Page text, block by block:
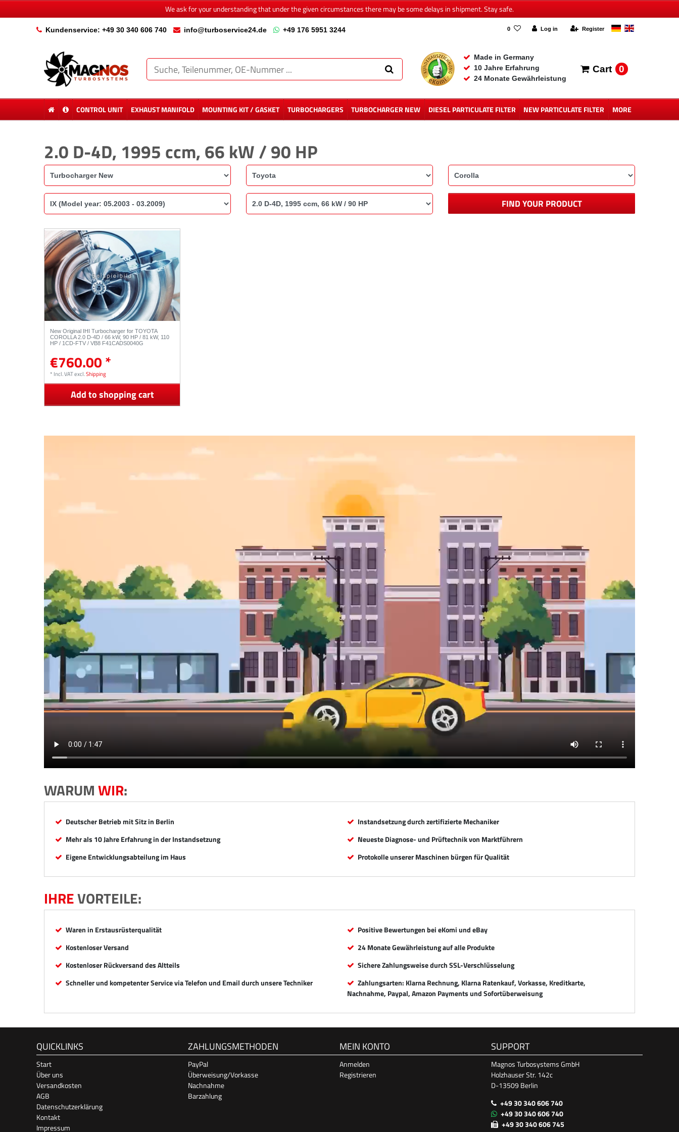
We ask for your understanding that under the given circumstances there may be some delays in shipment. Stay safe.
Kundenservice: +49 30 340 606 740 info@turboservice24.de +49 176 5951 3244 0 Log in Register
Made in Germany
10 Jahre Erfahrung
24 Monate Gewährleistung
Cart 0
CONTROL UNIT EXHAUST MANIFOLD MOUNTING KIT / GASKET TURBOCHARGERS TURBOCHARGER NEW DIESEL PARTICULATE FILTER NEW PARTICULATE FILTER MORE
2.0 D-4D, 1995 ccm, 66 kW / 90 HP
FIND YOUR PRODUCT
New Original IHI Turbocharger for TOYOTA
COROLLA 2.0 D-4D / 66 kW, 90 HP / 81 kW, 110
HP / 1CD-FTV / VB8 F41CADS0040G
€760.00 *
* Incl. VATexcl.Shipping
Add to shopping cart
WARUMWIR:
Deutscher Betrieb mit Sitz in Berlin
Mehr als 10 Jahre Erfahrung in der Instandsetzung
Eigene Entwicklungsabteilung im Haus
Instandsetzung durch zertifizierte Mechaniker
Neueste Diagnose- und Prüftechnik von Marktführern
Protokolle unserer Maschinen bürgen für Qualität
IHREVORTEILE:
Waren in Erstausrüsterqualität
Kostenloser Versand
Kostenloser Rückversand des Altteils
Schneller und kompetenter Service via Telefon und Email durch unsere Techniker
Positive Bewertungen bei eKomi und eBay
24 Monate Gewährleistung auf alle Produkte
Sichere Zahlungsweise durch SSL-Verschlüsselung
Zahlungsarten: Klarna Rechnung, Klarna Ratenkauf, Vorkasse, Kreditkarte,
Nachnahme, Paypal, Amazon Payments und Sofortüberweisung
QUICKLINKS
Start
Über uns
Versandkosten
AGB
Datenschutzerklärung
Kontakt
Impressum
ZAHLUNGSMETHODEN
PayPal
Überweisung/Vorkasse
Nachnahme
Barzahlung
MEIN KONTO
Anmelden
Registrieren
SUPPORT
Magnos Turbosystems GmbH
Holzhauser Str. 142c
D-13509 Berlin
+49 30 340 606 740
+49 30 340 606 740
+49 30 340 606 745